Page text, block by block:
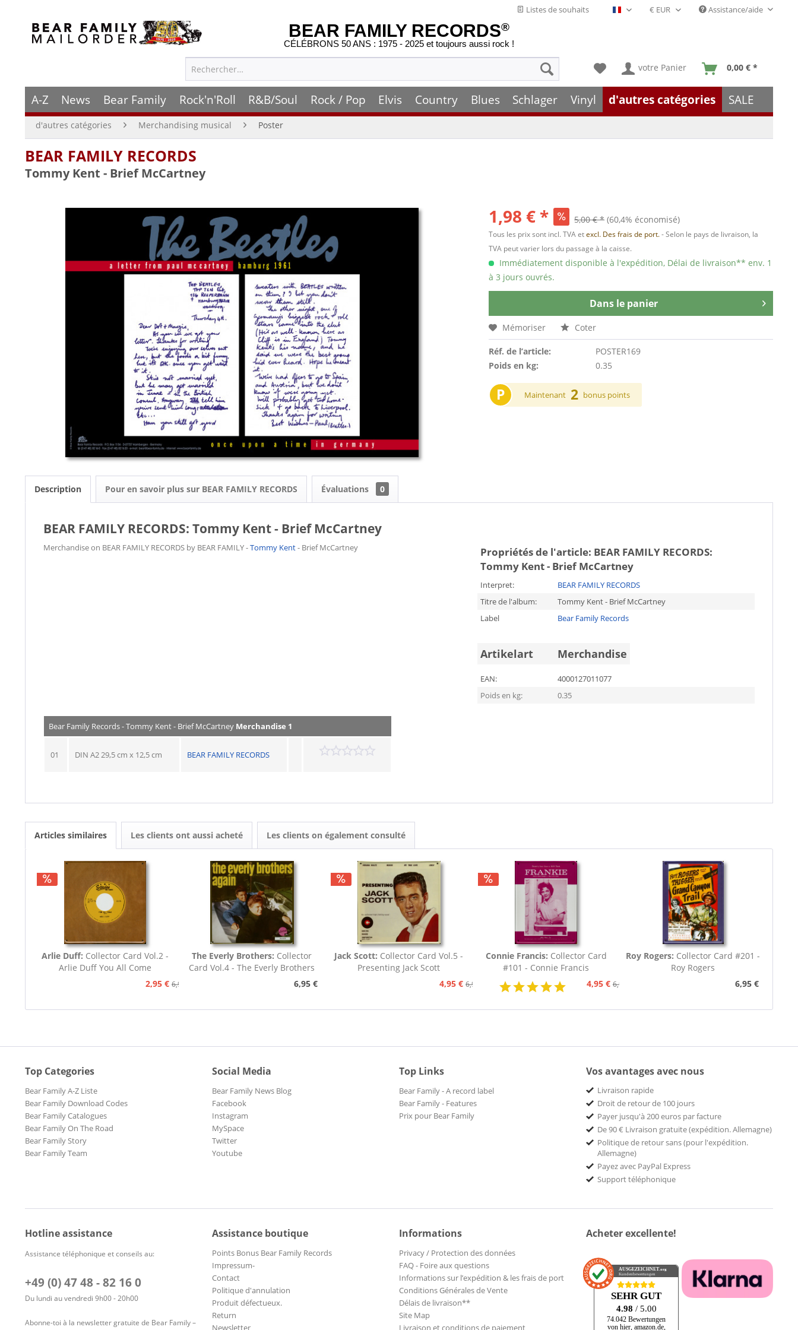
Listes de souhaits Français- FR Assistance/aide
BEAR FAMILY RECORDS®
CÉLÉBRONS 50 ANS : 1975 - 2025 et toujours aussi rock !
votre Panier 0,00 € *
A-Z News Bear Family Rock'n'Roll R&B/Soul Rock / Pop Elvis Country Blues Schlager Vinyl d'autres catégories SALE
d'autres catégories Merchandising musical Poster
BEAR FAMILY RECORDS
Tommy Kent - Brief McCartney
1,98 € * 5,00 € * (60,4% économisé)
Tous les prix sont incl. TVA etexcl. Des frais de port.- Selon le pays de livraison, la
TVA peut varier lors du passage à la caisse.
Immédiatement disponible à l'expédition, Délai de livraison** env. 1
à 3 jours ouvrés.
Dans le panier
Mémoriser Coter
Réf. de l’article:
POSTER169
Poids en kg:
0.35
P Maintenant 2 bonus points
Description Pour en savoir plus sur BEAR FAMILY RECORDS Évaluations 0
BEAR FAMILY RECORDS: Tommy Kent - Brief McCartney
Merchandise on BEAR FAMILY RECORDS by BEAR FAMILY -Tommy Kent- Brief McCartney Propriétés de l'article: BEAR FAMILY RECORDS:
Tommy Kent - Brief McCartney
Interpret:
BEAR FAMILY RECORDS
Titre de l'album:
Tommy Kent - Brief McCartney
Label
Bear Family Records
Artikelart Merchandise
EAN:
4000127011077
Poids en kg:
0.35
Bear Family Records - Tommy Kent - Brief McCartney Merchandise 1
01 DIN A2 29,5 cm x 12,5 cm BEAR FAMILY RECORDS
Articles similaires Les clients ont aussi acheté Les clients on également consulté
Arlie Duff: Collector Card Vol.2 -
Arlie Duff You All Come
2,95 € 6,95 €
The Everly Brothers: Collector
Card Vol.4 - The Everly Brothers
6,95 €
Jack Scott: Collector Card Vol.5 -
Presenting Jack Scott
4,95 € 6,95 €
Connie Francis: Collector Card
#101 - Connie Francis
4,95 € 6,95 €
Roy Rogers: Collector Card #201 -
Roy Rogers
6,95 €
Top Categories
Bear Family A-Z Liste
Bear Family Download Codes
Bear Family Catalogues
Bear Family On The Road
Bear Family Story
Bear Family Team
Social Media
Bear Family News Blog
Facebook
Instagram
MySpace
Twitter
Youtube
Top Links
Bear Family - A record label
Bear Family - Features
Prix pour Bear Family
Vos avantages avec nous
Livraison rapide
Droit de retour de 100 jours
Payer jusqu'à 200 euros par facture
De 90 € Livraison gratuite (expédition. Allemagne)
Politique de retour sans (pour l'expédition.
Allemagne)
Payez avec PayPal Express
Support téléphonique
Hotline assistance
Assistance téléphonique et conseils au:
+49 (0) 47 48 - 82 16 0
Du lundi au vendredi 9h00 - 20h00
Abonne-toi à la newsletter gratuite de Bear Family –
Assistance boutique
Points Bonus Bear Family Records
Impressum-
Contact
Politique d'annulation
Produit défectueux.
Return
Newsletter
Informations
Privacy / Protection des données
FAQ - Foire aux questions
Informations sur l’expédition & les frais de port
Conditions Générales de Vente
Délais de livraison**
Site Map
Livraison et conditions de paiement
Acheter excellente!
AUSGEZEICHNET.org
Kundenbewertungen
SEHR GUT
4.98 / 5.00
74.042 Bewertungen
von hier, amazon.de,